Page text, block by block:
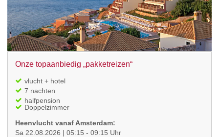
Onze topaanbiedig „pakketreizen“
vlucht + hotel
7 nachten
halfpension
Doppelzimmer
Heenvlucht vanaf Amsterdam:
Sa 22.08.2026 | 05:15 - 09:15 Uhr